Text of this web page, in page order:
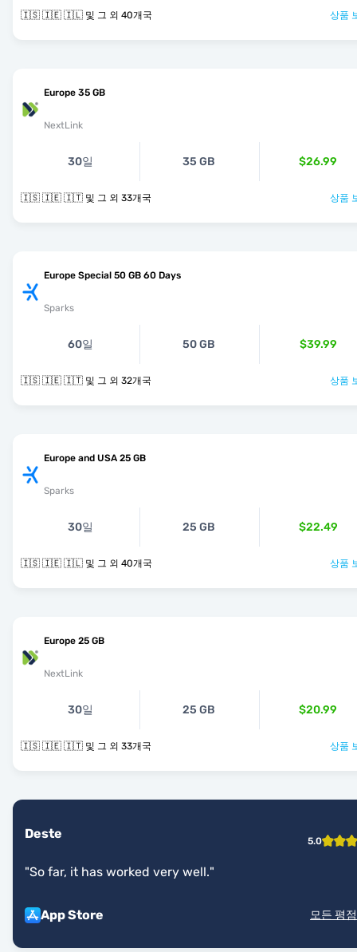
🇮🇸 🇮🇪 🇮🇱 및 그 외 40개국 상품
Europe 35 GB
NextLink
30일 35 GB $26.99
🇮🇸 🇮🇪 🇮🇹 및 그 외 33개국 상품
Europe Special 50 GB 60 Days
Sparks
60일 50 GB $39.99
🇮🇸 🇮🇪 🇮🇹 및 그 외 32개국 상품
Europe and USA 25 GB
Sparks
30일 25 GB $22.49
🇮🇸 🇮🇪 🇮🇱 및 그 외 40개국 상품
Europe 25 GB
NextLink
30일 25 GB $20.99
🇮🇸 🇮🇪 🇮🇹 및 그 외 33개국 상품
Deste 5.0
"So far, it has worked very well."
App Store 모든 평